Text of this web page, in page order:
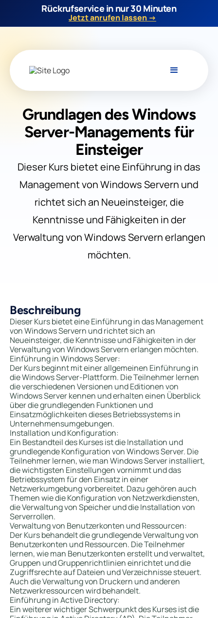
Rückrufservice in nur 30 Minuten
Jetzt anrufen lassen →
Grundlagen des Windows
Server-Managements für
Einsteiger
Dieser Kurs bietet eine Einführung in das
Management von Windows Servern und
richtet sich an Neueinsteiger, die
Kenntnisse und Fähigkeiten in der
Verwaltung von Windows Servern erlangen
möchten.
Beschreibung
Dieser Kurs bietet eine Einführung in das Management
von Windows Servern und richtet sich an
Neueinsteiger, die Kenntnisse und Fähigkeiten in der
Verwaltung von Windows Servern erlangen möchten.
Einführung in Windows Server:
Der Kurs beginnt mit einer allgemeinen Einführung in
die Windows Server-Plattform. Die Teilnehmer lernen
die verschiedenen Versionen und Editionen von
Windows Server kennen und erhalten einen Überblick
über die grundlegenden Funktionen und
Einsatzmöglichkeiten dieses Betriebssystems in
Unternehmensumgebungen.
Installation und Konfiguration:
Ein Bestandteil des Kurses ist die Installation und
grundlegende Konfiguration von Windows Server. Die
Teilnehmer lernen, wie man Windows Server installiert,
die wichtigsten Einstellungen vornimmt und das
Betriebssystem für den Einsatz in einer
Netzwerkumgebung vorbereitet. Dazu gehören auch
Themen wie die Konfiguration von Netzwerkdiensten,
die Verwaltung von Speicher und die Installation von
Serverrollen.
Verwaltung von Benutzerkonten und Ressourcen:
Der Kurs behandelt die grundlegende Verwaltung von
Benutzerkonten und Ressourcen. Die Teilnehmer
lernen, wie man Benutzerkonten erstellt und verwaltet,
Gruppen und Gruppenrichtlinien einrichtet und die
Zugriffsrechte auf Dateien und Verzeichnisse steuert.
Auch die Verwaltung von Druckern und anderen
Netzwerkressourcen wird behandelt.
Einführung in Active Directory:
Ein weiterer wichtiger Schwerpunkt des Kurses ist die